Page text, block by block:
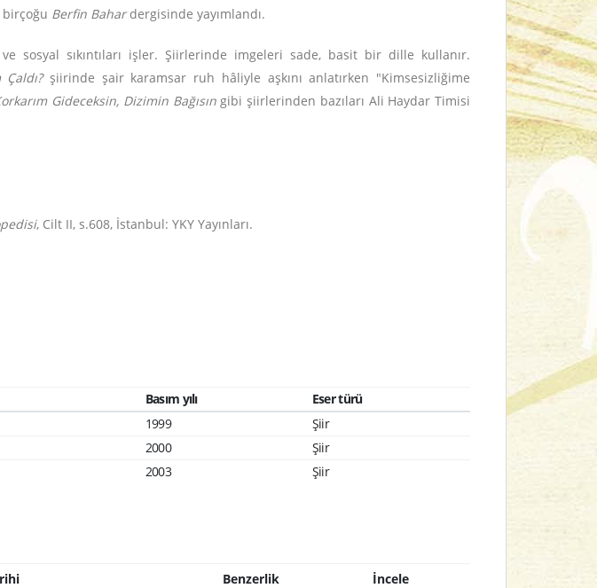
birçoğu Berfin Bahardergisinde yayımlandı.
ve sosyal sıkıntıları işler. Şiirlerinde imgeleri sade, basit bir dille kullanır.
şiirinde şair karamsar ruh hâliyle aşkını anlatırken "Kimsesizliğime
Gideceksin, Dizimin Bağısıngibi şiirlerinden bazıları Ali Haydar Timisi
, Cilt II, s.608, İstanbul: YKY Yayınları.
Basım yılı
Eser türü
1999
Şiir
2000
Şiir
2003 Şiir
Benzerlik
İncele